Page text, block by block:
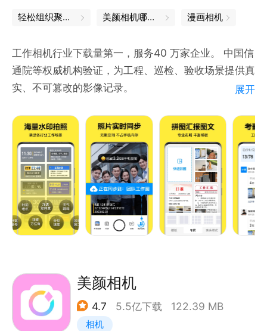
微博官方帐号：@美图秀秀
App内反馈方式：我-设置(右上角)-帮助与反馈-意见
反馈/在线咨询
轻松组织聚会，你就是C位 美颜相机哪个好用 漫画相机
工作相机行业下载量第一，服务40 万家企业。 中国信
通院等权威机构验证，为工程、巡检、验收场景提供真
实、不可篡改的影像记录。
【适用场景】
工作拍照留痕、团队考勤打卡、工程管理、外勤拍照、
综合执法执勤、取证拍照、旅行拍照、宝宝成长拍照、
记录美好生活都在用！
【丰富的水印选项】
时间、地点、天气、海拔、风速、湿度、经纬度、方位
【专业的水印模板】
＊考勤打卡水印：
时间地点无法修改
展开
美颜相机
4.7 5.5亿下载 122.39 MB
相机